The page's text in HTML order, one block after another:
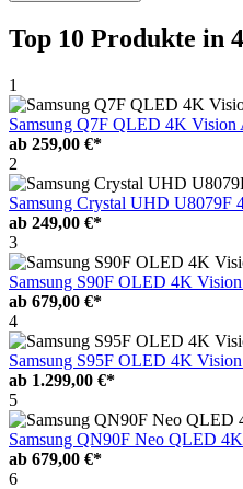
Top 10 Produkte in
1
Samsung Q7F QLED 4K
ab 259,00 €*
2
Samsung Crystal UHD U8079F
ab 249,00 €*
3
Samsung S90F OLED 4K
ab 679,00 €*
4
Samsung S95F OLED 4K
ab 1.299,00 €*
5
Samsung QN90F Neo QLED
ab 679,00 €*
6